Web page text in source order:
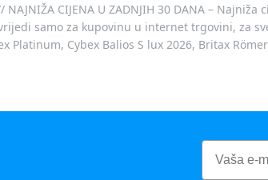
CIJENA U ZADNJIH 30 DANA –
samo za kupovinu u internet trgovini, za
Cybex Balios S lux 2026, Britax